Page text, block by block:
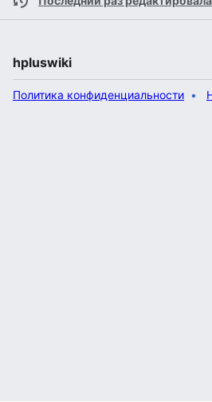
hpluswiki
Политика конфиденциальности